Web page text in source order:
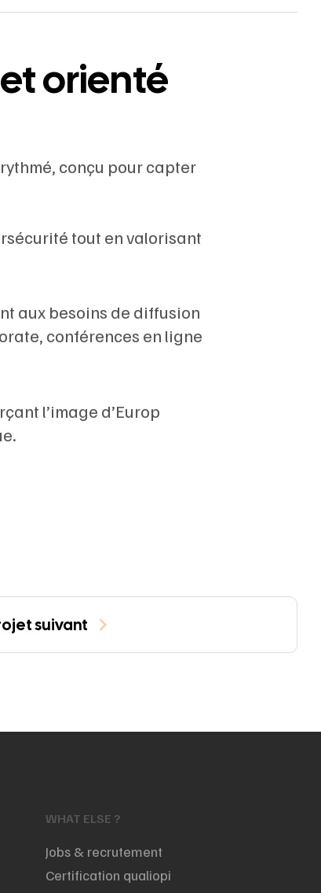
orienté
conçu pour capter
tout en valorisant
aux besoins de diffusion
conférences en ligne
l’image d’Europ
suivant
WHAT ELSE ?
Jobs & recrutement
Certification qualiopi